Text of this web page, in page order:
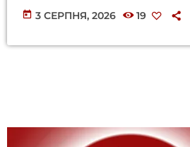
today 3 СЕРПНЯ, 2026 19